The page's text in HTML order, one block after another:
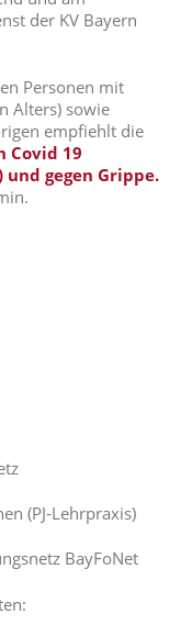
der KV Bayern
Personen mit
Alters) sowie
empfiehlt die
Covid 19
gegen Grippe.
(PJ-Lehrpraxis)
BayFoNet